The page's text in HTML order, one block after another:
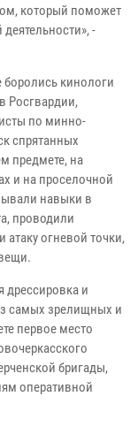
который поможет
-
боролись кинологи
Росгвардии,
по минно-
спрятанных
предмете, на
и на проселочной
навыки в
проводили
огневой точки,
дрессировка и
самых зрелищных и
первое место
бригады,
оперативной